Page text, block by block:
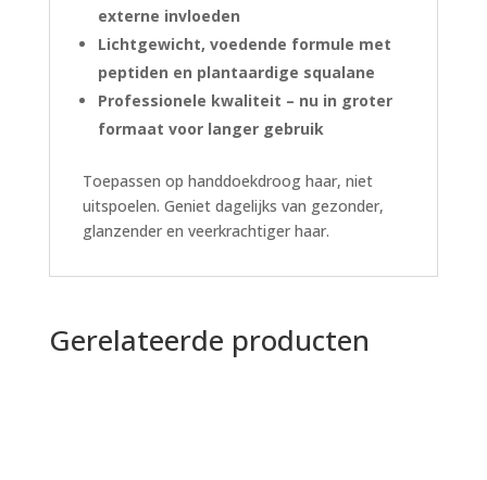
externe invloeden
Lichtgewicht, voedende formule met
peptiden en plantaardige squalane
Professionele kwaliteit – nu in groter
formaat voor langer gebruik
Toepassen op handdoekdroog haar, niet
uitspoelen. Geniet dagelijks van gezonder,
glanzender en veerkrachtiger haar.
Gerelateerde producten